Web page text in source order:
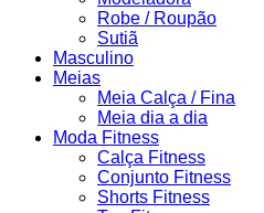
Robe / Roupão
Sutiã
Masculino
Meias
Meia Calça / Fina
Meia dia a dia
Moda Fitness
Calça Fitness
Conjunto Fitness
Shorts Fitness